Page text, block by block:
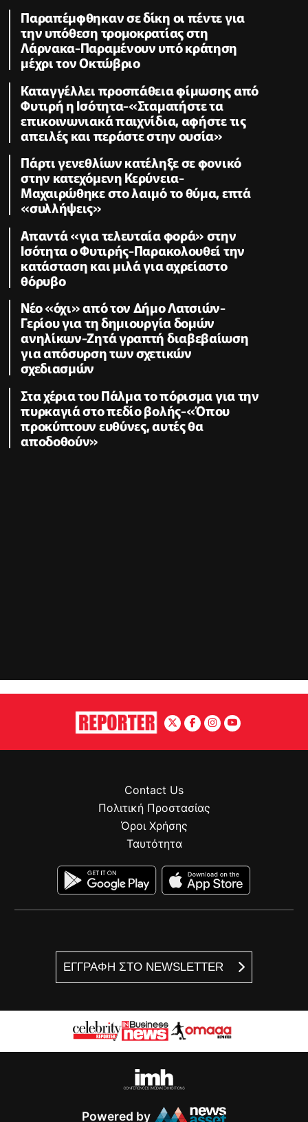
Παραπέμφθηκαν σε δίκη οι πέντε για
την υπόθεση τρομοκρατίας στη
Λάρνακα-Παραμένουν υπό κράτηση
μέχρι τον Οκτώβριο
Καταγγέλλει προσπάθεια φίμωσης από
Φυτιρή η Ισότητα-«Σταματήστε τα
επικοινωνιακά παιχνίδια, αφήστε τις
απειλές και περάστε στην ουσία»
Πάρτι γενεθλίων κατέληξε σε φονικό
στην κατεχόμενη Κερύνεια-
Μαχαιρώθηκε στο λαιμό το θύμα, επτά
«συλλήψεις»
Απαντά «για τελευταία φορά» στην
Ισότητα ο Φυτιρής-Παρακολουθεί την
κατάσταση και μιλά για αχρείαστο
θόρυβο
Νέο «όχι» από τον Δήμο Λατσιών-
Γερίου για τη δημιουργία δομών
ανηλίκων-Ζητά γραπτή διαβεβαίωση
για απόσυρση των σχετικών
σχεδιασμών
Στα χέρια του Πάλμα το πόρισμα για την
πυρκαγιά στο πεδίο βολής-«Όπου
προκύπτουν ευθύνες, αυτές θα
αποδοθούν»
ΕΓΓΡΑΦΗ ΣΤΟ NEWSLETTER
Contact Us
Πολιτική Προστασίας
Όροι Χρήσης
Ταυτότητα
Powered by